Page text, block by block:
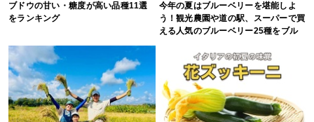
ブドウの甘い・糖度が高い品種11選
をランキング
今年の夏はブルーベリーを堪能しよ
う！観光農園や道の駅、スーパーで買
える人気のブルーベリー25種をブル